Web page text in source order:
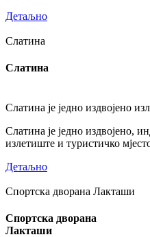
Детаљно
Слатина
Слатина
Слатина је једно издвојено
Слатина је једно издвојено,
излетиште и туристичко
Детаљно
Спортска дворана Лакташи
Спортска дворана
Лакташи